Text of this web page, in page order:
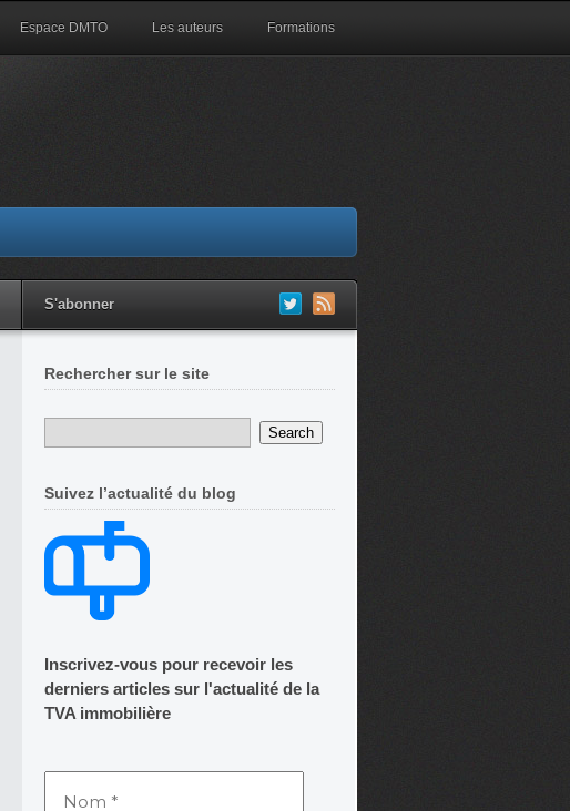
Espace DMTO Les auteurs Formations
S'abonner
Rechercher sur le site
Suivez l’actualité du blog
Inscrivez-vous pour recevoir les
derniers articles sur l'actualité de la
TVA immobilière